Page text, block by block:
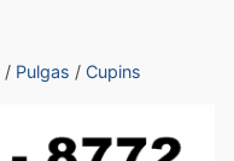
Pulgas Cupins